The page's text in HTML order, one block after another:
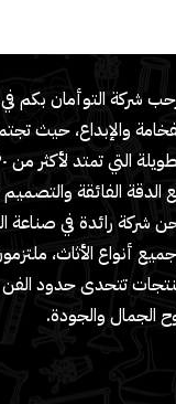
شركة التوأمان بكم
والإبداع، حيث
الدقة الفائقة والتصميم
شركة رائدة في صناعة
أنواع الأثاث،
تتحدى حدود
الجمال والجودة.